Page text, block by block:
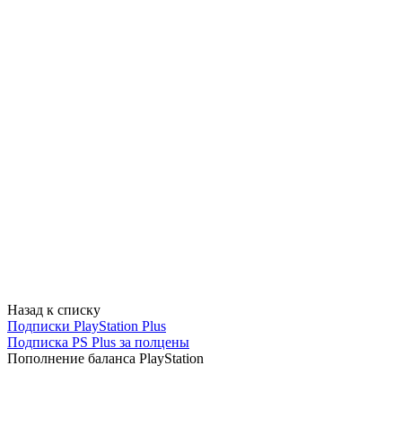
Назад к списку
Подписки PlayStation Plus
Подписка PS Plus за полцены
Пополнение баланса PlayStation